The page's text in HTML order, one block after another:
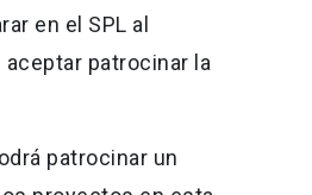
en el SPL al
patrocinar la
patrocinar un